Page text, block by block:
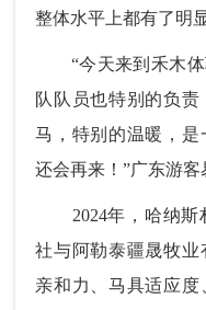
整体水平上都有了明
“今天来到禾木体
队队员也特别的负
马，特别的温暖，
还会再来！”广东游客
2024年，哈纳斯
社与阿勒泰疆晟牧业
亲和力、马具适应